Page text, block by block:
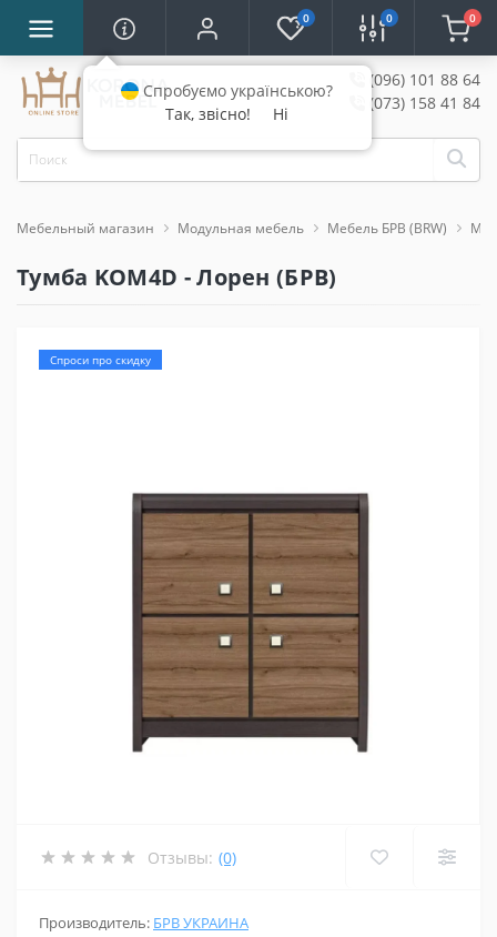
0 0 0
(096) 101 88 64
(073) 158 41 84
Мебельный магазин Модульная мебель Мебель БРВ (BRW)
Тумба KOM4D - Лорен (БРВ)
Спроси про скидку
Отзывы: (0)
Производитель: БРВ УКРАИНА
Спробуємо українською?
Так, звісно!
Ні